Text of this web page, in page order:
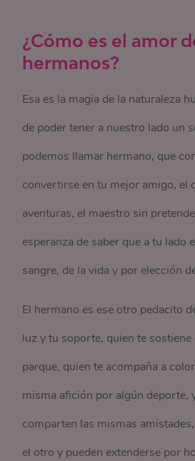
¿Cómo es el amor
hermanos?
Esa es la magia de la naturaleza
de poder tener a nuestro lado un
podemos llamar hermano, que
convertirse en tu mejor amigo, el
aventuras, el maestro sin
esperanza de saber que a tu lado
sangre, de la vida y por elección
El hermano es ese otro pedacito
luz y tu soporte, quien te sostiene
parque, quien te acompaña a
misma afición por algún deporte,
comparten las mismas
el otro y pueden extenderse por